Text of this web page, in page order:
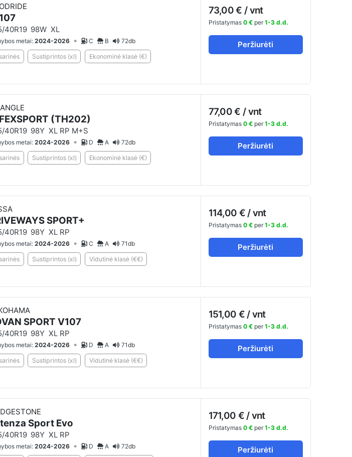
40R19 98W XL
metai: 2024-2026 • C B 72db
Sustiprintos (xl) Ekonominė klasė (€)
73,00 € / vnt
Pristatymas 0 €per 1-3 d.d.
Peržiurėti
(TH202)
40R19 98Y XL RP M+S
metai: 2024-2026 • D A 72db
Sustiprintos (xl) Ekonominė klasė (€)
77,00 € / vnt
Pristatymas 0 €per 1-3 d.d.
Peržiurėti
SPORT+
40R19 98Y XL RP
metai: 2024-2026 • C A 71db
Sustiprintos (xl) Vidutinė klasė (€€)
114,00 € / vnt
Pristatymas 0 €per 1-3 d.d.
Peržiurėti
SPORT V107
40R19 98Y XL RP
metai: 2024-2026 • D A 71db
Sustiprintos (xl) Vidutinė klasė (€€)
151,00 € / vnt
Pristatymas 0 €per 1-3 d.d.
Peržiurėti
Sport Evo
40R19 98Y XL RP
metai: 2024-2026 • D A 72db
171,00 € / vnt
Pristatymas 0 €per 1-3 d.d.
Peržiurėti